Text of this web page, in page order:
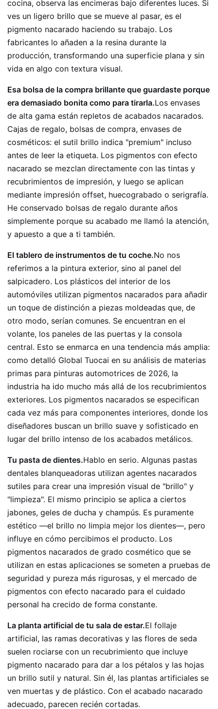
cocina, observa las encimeras bajo diferentes luces. Si
ves un ligero brillo que se mueve al pasar, es el
pigmento nacarado haciendo su trabajo. Los
fabricantes lo añaden a la resina durante la
producción, transformando una superficie plana y sin
vida en algo con textura visual.
Esa bolsa de la compra brillante que guardaste porque
era demasiado bonita como para tirarla.Los envases
de alta gama están repletos de acabados nacarados.
Cajas de regalo, bolsas de compra, envases de
cosméticos: el sutil brillo indica "premium" incluso
antes de leer la etiqueta. Los pigmentos con efecto
nacarado se mezclan directamente con las tintas y
recubrimientos de impresión, y luego se aplican
mediante impresión offset, huecograbado o serigrafía.
He conservado bolsas de regalo durante años
simplemente porque su acabado me llamó la atención,
y apuesto a que a ti también.
El tablero de instrumentos de tu coche.No nos
referimos a la pintura exterior, sino al panel del
salpicadero. Los plásticos del interior de los
automóviles utilizan pigmentos nacarados para añadir
un toque de distinción a piezas moldeadas que, de
otro modo, serían comunes. Se encuentran en el
volante, los paneles de las puertas y la consola
central. Esto se enmarca en una tendencia más amplia:
como detalló Global Tuocai en su análisis de materias
primas para pinturas automotrices de 2026, la
industria ha ido mucho más allá de los recubrimientos
exteriores. Los pigmentos nacarados se especifican
cada vez más para componentes interiores, donde los
diseñadores buscan un brillo suave y sofisticado en
lugar del brillo intenso de los acabados metálicos.
Tu pasta de dientes.Hablo en serio. Algunas pastas
dentales blanqueadoras utilizan agentes nacarados
sutiles para crear una impresión visual de "brillo" y
"limpieza". El mismo principio se aplica a ciertos
jabones, geles de ducha y champús. Es puramente
estético —el brillo no limpia mejor los dientes—, pero
influye en cómo percibimos el producto. Los
pigmentos nacarados de grado cosmético que se
utilizan en estas aplicaciones se someten a pruebas de
seguridad y pureza más rigurosas, y el mercado de
pigmentos con efecto nacarado para el cuidado
personal ha crecido de forma constante.
La planta artificial de tu sala de estar.El follaje
artificial, las ramas decorativas y las flores de seda
suelen rociarse con un recubrimiento que incluye
pigmento nacarado para dar a los pétalos y las hojas
un brillo sutil y natural. Sin él, las plantas artificiales se
ven muertas y de plástico. Con el acabado nacarado
adecuado, parecen recién cortadas.